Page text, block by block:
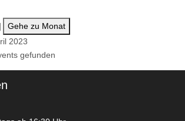
Gehe zu Monat
2023
gefunden